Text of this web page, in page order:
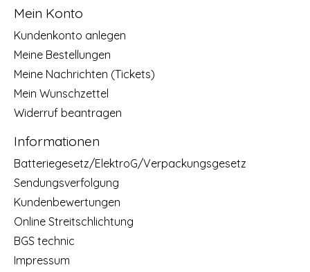
Mein Konto
Kundenkonto anlegen
Meine Bestellungen
Meine Nachrichten (Tickets)
Mein Wunschzettel
Widerruf beantragen
Informationen
Batteriegesetz/ElektroG/Verpackungsgesetz
Sendungsverfolgung
Kundenbewertungen
Online Streitschlichtung
BGS technic
Impressum